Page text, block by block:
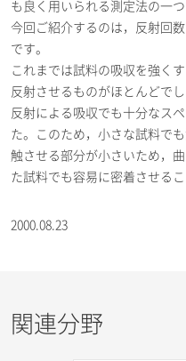
も良く用いられる測定法の一つ
今回ご紹介するのは，反射回
です。
これまでは試料の吸収を強く
反射させるものがほとんどで
反射による吸収でも十分なス
た。このため，小さな試料で
触させる部分が小さいため，
た試料でも容易に密着させるこ
2000.08.23
関連分野